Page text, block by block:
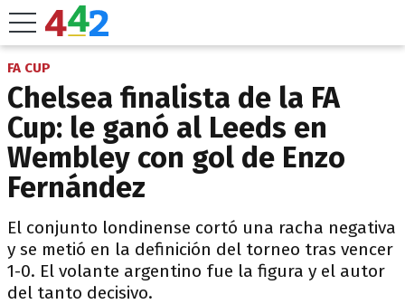
FA CUP
Chelsea finalista de la FA
Cup: le ganó al Leeds en
Wembley con gol de Enzo
Fernández
El conjunto londinense cortó una racha negativa
y se metió en la definición del torneo tras vencer
1-0. El volante argentino fue la figura y el autor
del tanto decisivo.